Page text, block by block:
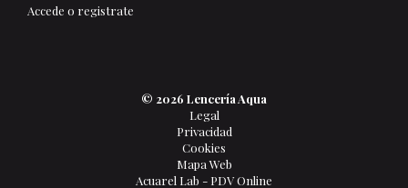
Accede o registrate
© 2026 Lencería Aqua
Legal
Privacidad
Cookies
Mapa Web
Acuarel Lab - PDV Online